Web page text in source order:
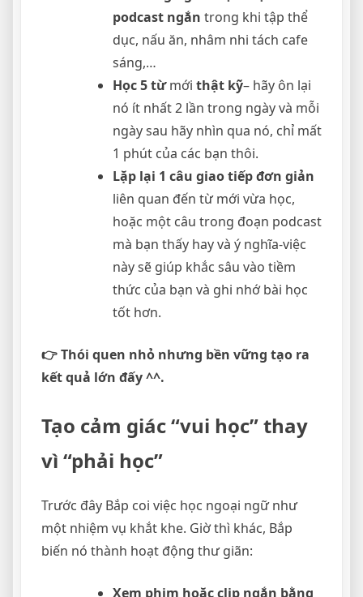
podcast ngắn trong khi tập thể
dục, nấu ăn, nhâm nhi tách cafe
sáng,…
Học 5 từmới thật kỹ– hãy ôn lại
nó ít nhất 2 lần trong ngày và mỗi
ngày sau hãy nhìn qua nó, chỉ mất
1 phút của các bạn thôi.
Lặp lại 1 câu giao tiếp đơn giản
liên quan đến từ mới vừa học,
hoặc một câu trong đoạn podcast
mà bạn thấy hay và ý nghĩa-việc
này sẽ giúp khắc sâu vào tiềm
thức của bạn và ghi nhớ bài học
tốt hơn.
👉 Thói quen nhỏ nhưng bền vững tạo ra
kết quả lớn đấy ^^.
Tạo cảm giác “vui học” thay
vì “phải học”
Trước đây Bắp coi việc học ngoại ngữ như
một nhiệm vụ khắt khe. Giờ thì khác, Bắp
biến nó thành hoạt động thư giãn:
Xem phim hoặc clip ngắn bằng